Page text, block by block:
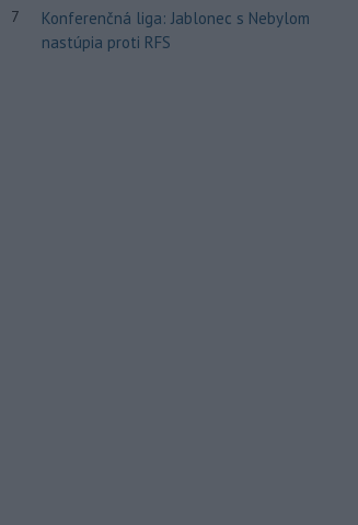
7
Konferenčná liga: Jablonec s Nebylom
nastúpia proti RFS